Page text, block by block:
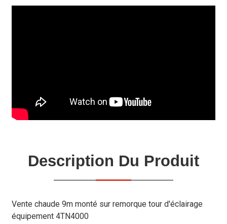
Description Du Produit
Vente chaude 9m monté sur remorque tour d'éclairage
équipement 4TN4000